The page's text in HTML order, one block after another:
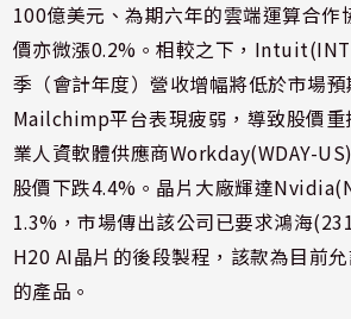
100億美元、為期六年的雲端運算合作
價亦微漲0.2%。相較之下，
季（會計年度）營收增幅將低於市場
Mailchimp平台表現疲弱，導致股價
業人資軟體供應商Workday(WDAY-
股價下跌4.4%。晶片大廠輝達
1.3%，市場傳出該公司已要求鴻海
H20 AI晶片的後段製程，該款為目前
的產品。